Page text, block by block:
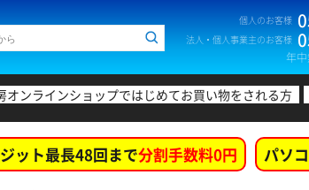
個人のお客様
法人・個人事業主のお客様
年中
オンラインショップではじめてお買い物をされる方
ット最長48回まで分割手数料0円 パソ